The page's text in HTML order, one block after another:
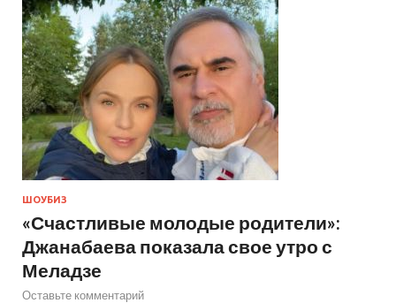
ШОУБИЗ
«Счастливые молодые родители»:
Джанабаева показала свое утро с
Меладзе
Оставьте комментарий